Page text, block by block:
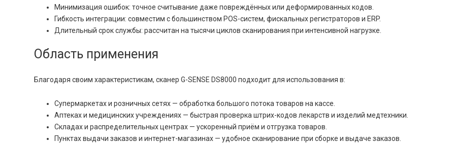
Минимизация ошибок: точное считывание даже повреждённых или деформированных кодов.
Гибкость интеграции: совместим с большинством POS-систем, фискальных регистраторов и ERP.
Длительный срок службы: рассчитан на тысячи циклов сканирования при интенсивной нагрузке.
Область применения
Благодаря своим характеристикам, сканер G-SENSE DS8000 подходит для использования в:
Супермаркетах и розничных сетях — обработка большого потока товаров на кассе.
Аптеках и медицинских учреждениях — быстрая проверка штрих-кодов лекарств и изделий медтехники.
Складах и распределительных центрах — ускоренный приём и отгрузка товаров.
Пунктах выдачи заказов и интернет-магазинах — удобное сканирование при сборке и выдаче заказов.